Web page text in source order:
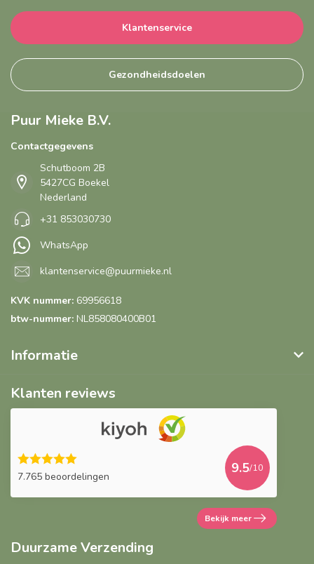
Klantenservice
Gezondheidsdoelen
Puur Mieke B.V.
Contactgegevens
Schutboom 2B
5427CG Boekel
Nederland
+31 853030730
WhatsApp
klantenservice@puurmieke.nl
KVK nummer: 69956618
btw-nummer: NL858080400B01
Informatie
Klanten reviews
7.765 beoordelingen
9.5/10
Bekijk meer
Duurzame Verzending